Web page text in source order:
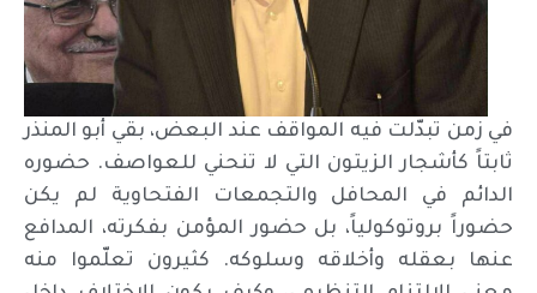
في زمن تبدّلت فيه المواقف عند البعض، بقي أبو المنذر
ثابتاً كأشجار الزيتون التي لا تنحني للعواصف. حضوره
الدائم في المحافل والتجمعات الفتحاوية لم يكن
حضوراً بروتوكولياً، بل حضور المؤمن بفكرته، المدافع
عنها بعقله وأخلاقه وسلوكه. كثيرون تعلّموا منه